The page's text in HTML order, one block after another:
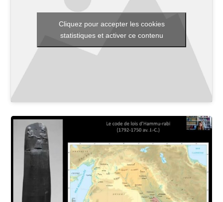
Toutes les actualités
Les rendez-vous de l’APHG
Critique d’ouvrages publiés
Culture
Cliquez pour accepter les cookies
statistiques et activer ce contenu